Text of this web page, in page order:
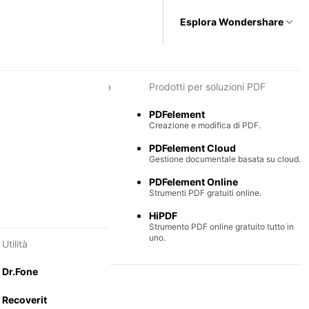
per diagrammi e grafica Prodotti per soluzioni PDF
PDFelement
Creazione e modifica di PDF.
PDFelement Cloud
Gestione documentale basata su cloud.
PDFelement Online
Strumenti PDF gratuiti online.
HiPDF
Strumento PDF online gratuito tutto in
uno.
Utilità
Dr.Fone
Recoverit
Esplora Wondershare